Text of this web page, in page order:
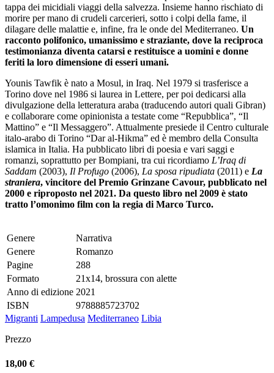
tappa dei micidiali viaggi della salvezza. Insieme hanno rischiato di
morire per mano di crudeli carcerieri, sotto i colpi della fame, il
dilagare delle malattie e, infine, fra le onde del Mediterraneo. Un
racconto polifonico, umanissimo e straziante, dove la reciproca
testimonianza diventa catarsi e restituisce a uomini e donne
feriti la loro dimensione di esseri umani.
Younis Tawfik è nato a Mosul, in Iraq. Nel 1979 si trasferisce a
Torino dove nel 1986 si laurea in Lettere, per poi dedicarsi alla
divulgazione della letteratura araba (traducendo autori quali Gibran)
e collaborare come opinionista a testate come “Repubblica”, “Il
Mattino” e “Il Messaggero”. Attualmente presiede il Centro culturale
italo-arabo di Torino “Dar al-Hikma” ed è membro della Consulta
islamica in Italia. Ha pubblicato libri di poesia e vari saggi e
romanzi, soprattutto per Bompiani, tra cui ricordiamo L’Iraq di
Saddam (2003), Il Profugo (2006), La sposa ripudiata (2011) e La
straniera, vincitore del Premio Grinzane Cavour, pubblicato nel
2000 e riproposto nel 2021. Da questo libro nel 2009 è stato
tratto l’omonimo film con la regia di Marco Turco.
Genere
Narrativa
Genere
Romanzo
Pagine
288
Formato
21x14, brossura con alette
Anno di edizione 2021
ISBN
9788885723702
Migranti Lampedusa Mediterraneo Libia
Prezzo
18,00 €